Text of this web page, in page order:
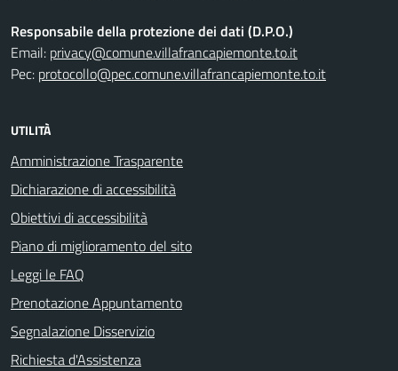
Responsabile della protezione dei dati (D.P.O.)
Email: privacy@comune.villafrancapiemonte.to.it
Pec: protocollo@pec.comune.villafrancapiemonte.to.it
UTILITÀ
Amministrazione Trasparente
Dichiarazione di accessibilità
Obiettivi di accessibilità
Piano di miglioramento del sito
Leggi le FAQ
Prenotazione Appuntamento
Segnalazione Disservizio
Richiesta d'Assistenza